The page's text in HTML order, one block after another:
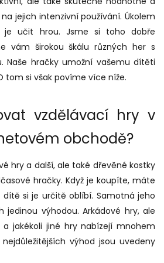
jejich intenzivní používání. Úkolem
je učit hrou. Jsme si toho dobře
vám širokou škálu různých her s
Naše hračky umožní vašemu dítěti
tom si však povíme více níže.
vzdělávací hry v
obchodě?
hry a další, ale také dřevěné kostky
hračky. Když je koupíte, máte
si je určitě oblíbí. Samotná jeho
jedinou výhodou. Arkádové hry, ale
jakékoli jiné hry nabízejí mnohem
výhod jsou uvedeny